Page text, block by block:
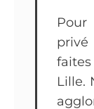
privé
Lille.